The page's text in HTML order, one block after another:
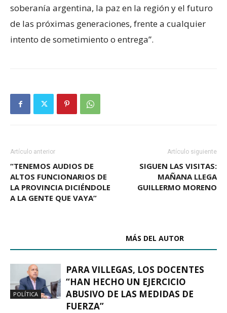
soberanía argentina, la paz en la región y el futuro
de las próximas generaciones, frente a cualquier
intento de sometimiento o entrega”.
Artículo anterior
“TENEMOS AUDIOS DE
ALTOS FUNCIONARIOS DE
LA PROVINCIA DICIÉNDOLE
A LA GENTE QUE VAYA”
Artículo siguiente
SIGUEN LAS VISITAS:
MAÑANA LLEGA
GUILLERMO MORENO
MÁS DEL AUTOR
POLÍTICA
PARA VILLEGAS, LOS DOCENTES
“HAN HECHO UN EJERCICIO
ABUSIVO DE LAS MEDIDAS DE
FUERZA”